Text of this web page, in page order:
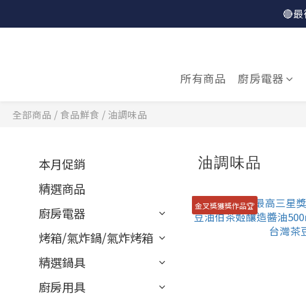
🔴
🔴
🔥
🔴
所有商品 廚房電器
全部商品 / 食品鮮食 / 油調味品
本月促銷
精選商品
廚房電器
烤箱/氣炸鍋/氣炸烤箱
精選鍋具
廚房用具
油調味品
金叉獎獲獎作品🏆